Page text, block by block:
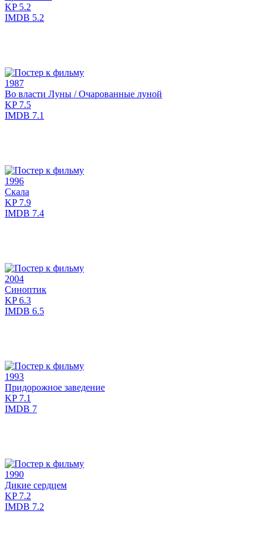
KP5.2
IMDB 5.2
1987
Во власти Луны / Очарованные луной
KP7.5
IMDB 7.1
1996
Скала
KP7.9
IMDB 7.4
2004
Синоптик
KP6.3
IMDB 6.5
1993
Придорожное заведение
KP7.1
IMDB 7
1990
Дикие сердцем
KP7.2
IMDB 7.2